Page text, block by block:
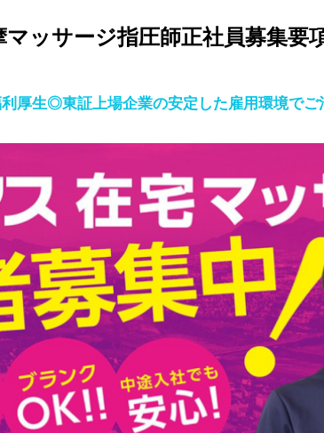
マッサージ指圧師正社員募集要
利厚生◎東証上場企業の安定した雇用環境でご